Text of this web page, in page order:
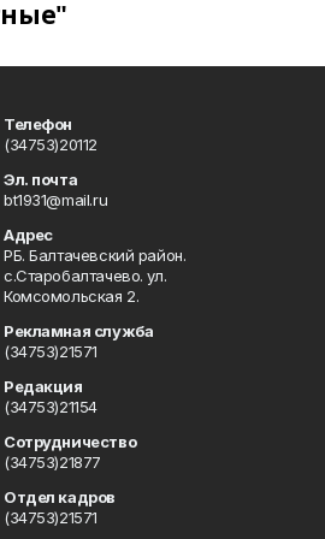
Телефон
(34753)20112
Эл. почта
bt1931@mail.ru
Адрес
РБ. Балтачевский район.
с.Старобалтачево. ул.
Комсомольская 2.
Рекламная служба
(34753)21571
Редакция
(34753)21154
Сотрудничество
(34753)21877
Отдел кадров
(34753)21571